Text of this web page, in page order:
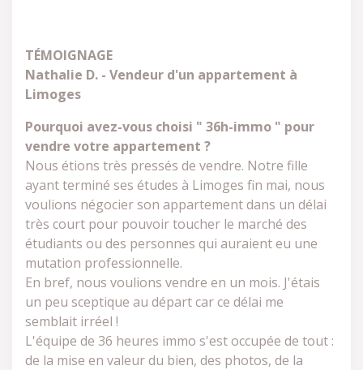
TÉMOIGNAGE
Nathalie D. - Vendeur d'un appartement à
Limoges
Pourquoi avez-vous choisi " 36h-immo " pour
vendre votre appartement ?
Nous étions très pressés de vendre. Notre fille
ayant terminé ses études à Limoges fin mai, nous
voulions négocier son appartement dans un délai
très court pour pouvoir toucher le marché des
étudiants ou des personnes qui auraient eu une
mutation professionnelle.
En bref, nous voulions vendre en un mois. J'étais
un peu sceptique au départ car ce délai me
semblait irréel !
L'équipe de 36 heures immo s'est occupée de tout :
de la mise en valeur du bien, des photos, de la